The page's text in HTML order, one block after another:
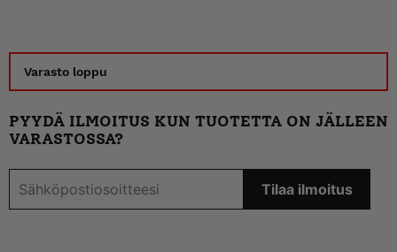
Varasto loppu
PYYDÄ ILMOITUS KUN TUOTETTA ON JÄLLEEN
VARASTOSSA?